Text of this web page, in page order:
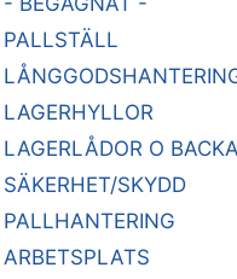
PALLSTÄLL
LAGERHYLLOR
LAGERLÅDOR O
SÄKERHET/SKYDD
PALLHANTERING
ARBETSPLATS